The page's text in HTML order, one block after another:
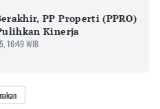
PP Properti (PPRO)
Kinerja
16:49 WIB